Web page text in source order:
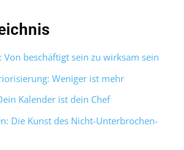
Von beschäftigt sein zu wirksam sein
Weniger ist mehr
Kalender ist dein Chef
Die Kunst des Nicht-Unterbrochen-